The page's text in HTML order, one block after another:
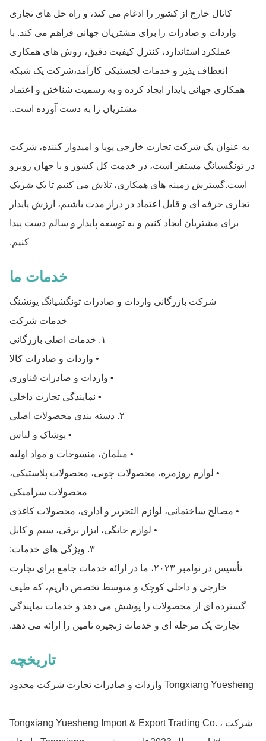
کانال خارج از کشور را ادغام می کند، و راه حل های تجاری
واردات و صادرات را برای مشتریان جهانی فراهم می کند. با
عملکرد استاندارد، کنترل کیفیت دقیق، روش های همکاری
انعطاف پذیر و خدمات لجستیکی کارآمد،شرکت یک شبکه
همکاری جهانی پایدار ایجاد کرده و به رسمیت شناختن و اعتماد
مشتریان را به دست آورده است..
به عنوان یک شرکت تجارت خارجی پویا و امیدوار کننده، شرکت
در تونگسیانگ مستقر است، در خدمت کل کشور و با جهان روبرو
است.گسترش زمینه های همکاری، تلاش می کنیم تا یک شریک
تجاری حرفه ای و قابل اعتماد در دراز مدت باشیم، ارزش پایدار
برای مشتریان ایجاد کنیم و به توسعه پایدار و سالم دست پیدا
کنیم.
خدمات ما
شرکت بازرگانی واردات و صادرات تونگشیانگ یوئشنگ
خدمات شرکت
۱. خدمات اصلی بازرگانی
• واردات و صادرات کالا
• واردات و صادرات فناوری
• نمایندگی تجارت داخلی
۲. دسته بندی محصولات اصلی
• پوشاک و لباس
• مبلمان، منسوجات و مواد اولیه
• لوازم روزمره، محصولات چوبی، محصولات پلاستیکی،
محصولات سرامیکی
• مصالح ساختمانی، لوازم التحریر و اداری، محصولات کاغذی
• لوازم خانگی، ابزار برقی، سیم و کابل
۳. ویژگی های خدمات:
تأسیس در نوامبر ۲۰۲۳، ما در ارائه خدمات جامع برای تجارت
خارجی و داخلی کوچک و متوسط تخصص داریم، که طیف
گسترده ای از محصولات را پوشش می دهد و خدمات نمایندگی
تجارت یک مرحله ای و خدمات زنجیره تامین را ارائه می دهد.
تاریخچه
Tongxiang Yuesheng واردات و صادرات تجارت شرکت محدود
شرکت Tongxiang Yuesheng Import & Export Trading Co. ،